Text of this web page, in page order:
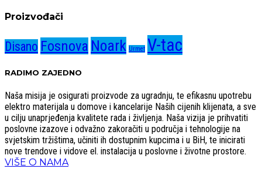
Proizvođači
Disano Fosnova Noark Urmet V-tac
RADIMO ZAJEDNO
Naša misija je osigurati proizvode za ugradnju, te efikasnu upotrebu
elektro materijala u domove i kancelarije Naših cijenih klijenata, a sve
u cilju unaprjeđenja kvalitete rada i življenja. Naša vizija je prihvatiti
poslovne izazove i odvažno zakoračiti u područja i tehnologije na
svjetskim tržištima, učiniti ih dostupnim kupcima i u BiH, te inicirati
nove trendove i vidove el. instalacija u poslovne i životne prostore.
VIŠE O NAMA